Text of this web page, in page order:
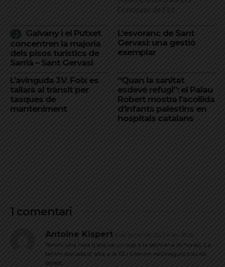
l'esvoranc de l'L9
Galvany i el Putxet
concentren la majoria
dels pisos turístics de
Sarrià – Sant Gervasi
L’esvoranc de Sant
Gervasi: una gestió
exemplar
L’avinguda J.V. Foix es
tallarà al trànsit per
tasques de
manteniment
“Quan la sanitat
esdevé refugi”: el Palau
Robert mostra l’acollida
d’infants palestins en
hospitals catalans
1 comentari
Antoine Kispert 6 de gener de 2023 A les 08:36
Tenim una noia q’ens ve un cop a la setmana (6 hores). La
tenim donada d’ alta a la SS i li tenim reconeguts tots els
derest.